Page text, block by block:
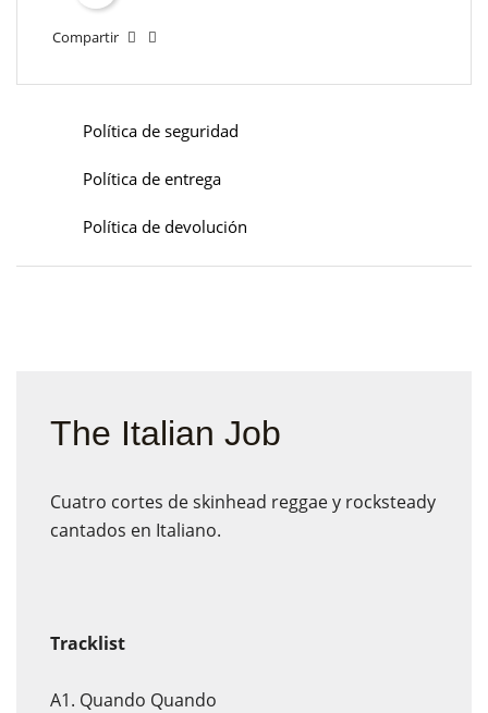
Compartir
Política de seguridad
Política de entrega
Política de devolución
The Italian Job
Cuatro cortes de skinhead reggae y rocksteady
cantados en Italiano.
Tracklist
A1. Quando Quando